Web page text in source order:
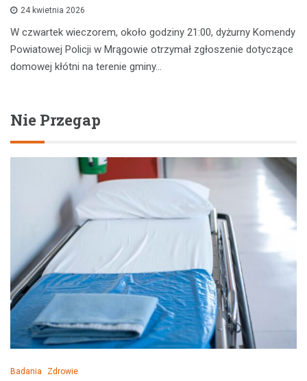
24 kwietnia 2026
W czwartek wieczorem, około godziny 21:00, dyżurny Komendy
Powiatowej Policji w Mrągowie otrzymał zgłoszenie dotyczące
domowej kłótni na terenie gminy…
Nie Przegap
Badania Zdrowie